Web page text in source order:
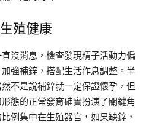
殖健康
沒消息，檢查發現精子活動力偏
強補鋅，搭配生活作息調整。半
不是說補鋅就一定保證懷孕，但
態的正常發育確實扮演了關鍵角
例集中在生殖器官，如果缺鋅，